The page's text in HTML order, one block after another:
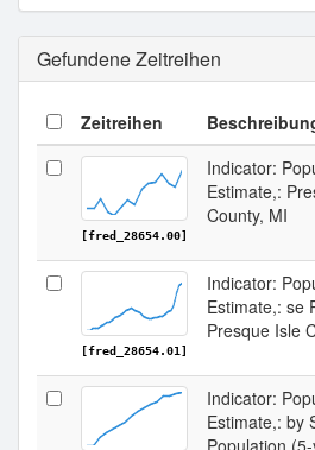
Gefundene Zeitreihen
Zeitreihen
[fred_28654.00]
Indicator:
Estimate,:
County, MI
[fred_28654.01]
Indicator:
Estimate,: se
Presque Isle
Indicator:
Estimate,: by
Population